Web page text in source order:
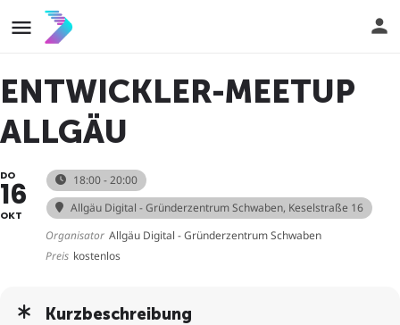
ENTWICKLER-MEETUP
ALLGÄU
DO
16
OKT
18:00 - 20:00
Allgäu Digital - Gründerzentrum Schwaben, Keselstraße 16
Organisator Allgäu Digital - Gründerzentrum Schwaben
Preis kostenlos
Kurzbeschreibung